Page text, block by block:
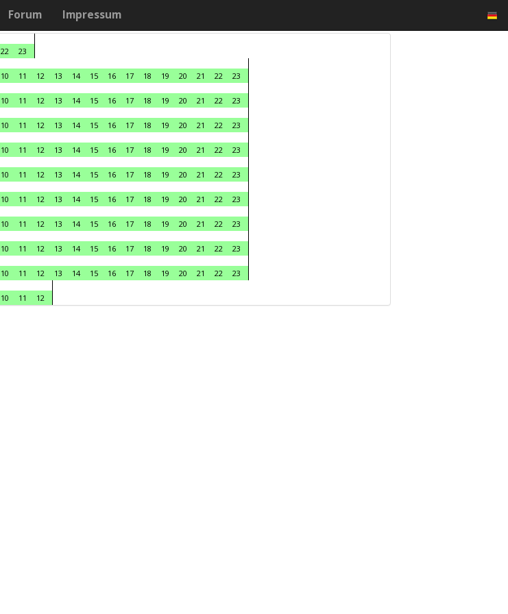
Forum Impressum
22
23
10 11 12 13 14 15 16 17 18 19 20 21 22
23
10 11 12 13 14 15 16 17 18 19 20 21 22
23
10 11 12 13 14 15 16 17 18 19 20 21 22
23
10 11 12 13 14 15 16 17 18 19 20 21 22
23
10 11 12 13 14 15 16 17 18 19 20 21 22
23
10 11 12 13 14 15 16 17 18 19 20 21 22
23
10 11 12 13 14 15 16 17 18 19 20 21 22
23
10 11 12 13 14 15 16 17 18 19 20 21 22
23
10 11 12 13 14 15 16 17 18 19 20 21 22
23
10 11 12